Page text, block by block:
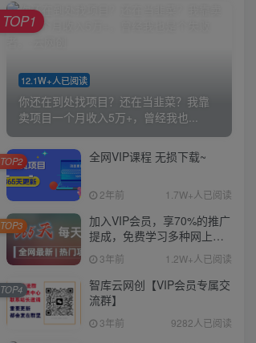
12.1W+人已阅读
你还在到处找项目？还在当韭菜？我靠
卖项目一个月收入5万+，曾经我也...
TOP1
全网VIP课程 无损下载~
2年前 1.7W+人已阅读
TOP2
加入VIP会员，享70%的推广
提成，免费学习多种网上创
业课程，菜鸟秒变大神！
3年前 1.2W+人已阅读
TOP3
智库云网创【VIP会员专属交
流群】
3年前 9282人已阅读
TOP4